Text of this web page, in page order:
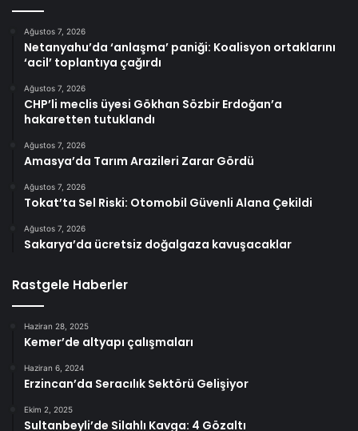
Ağustos 7, 2026
Netanyahu’da ‘anlaşma’ paniği: Koalisyon ortaklarını
‘acil’ toplantıya çağırdı
Ağustos 7, 2026
CHP’li meclis üyesi Gökhan Sözbir Erdoğan’a
hakaretten tutuklandı
Ağustos 7, 2026
Amasya’da Tarım Arazileri Zarar Gördü
Ağustos 7, 2026
Tokat’ta Sel Riski: Otomobil Güvenli Alana Çekildi
Ağustos 7, 2026
Sakarya’da ücretsiz doğalgaza kavuşacaklar
Rastgele Haberler
Haziran 28, 2025
Kemer’de altyapı çalışmaları
Haziran 6, 2024
Erzincan’da Seracılık Sektörü Gelişiyor
Ekim 2, 2025
Sultanbeyli’de Silahlı Kavga: 4 Gözaltı